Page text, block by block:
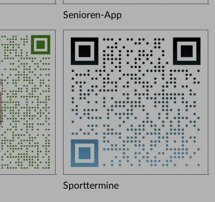
Senioren-App
Sporttermine